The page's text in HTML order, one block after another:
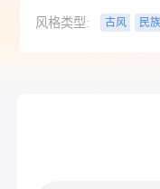
风格类型: 古风 民族